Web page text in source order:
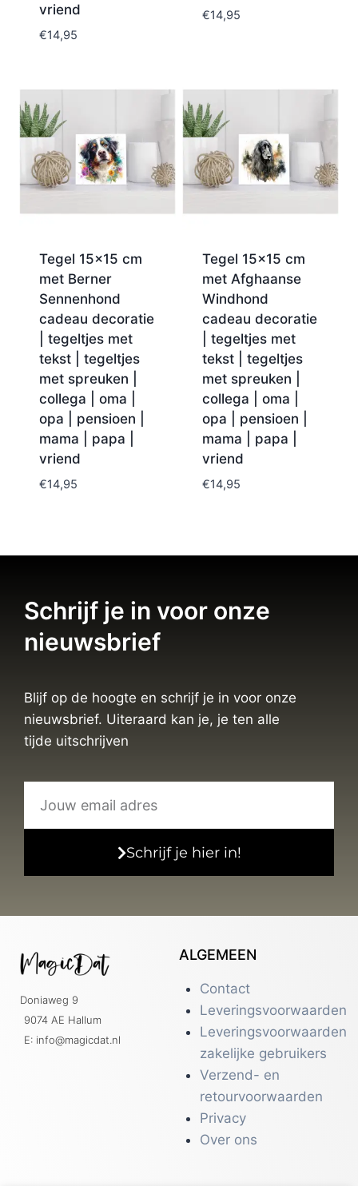
vriend
€14,95
€14,95
Tegel 15×15 cm
met Berner
Sennenhond
cadeau decoratie
| tegeltjes met
tekst | tegeltjes
met spreuken |
collega | oma |
opa | pensioen |
mama | papa |
vriend
€14,95
Tegel 15×15 cm
met Afghaanse
Windhond
cadeau decoratie
| tegeltjes met
tekst | tegeltjes
met spreuken |
collega | oma |
opa | pensioen |
mama | papa |
vriend
€14,95
Schrijf je in voor onze
nieuwsbrief
Blijf op de hoogte en schrijf je in voor onze
nieuwsbrief. Uiteraard kan je, je ten alle
tijde uitschrijven
Schrijf je hier in!
Doniaweg 9
9074 AE Hallum
E: info@magicdat.nl
ALGEMEEN
Contact
Leveringsvoorwaarden
Leveringsvoorwaarden
zakelijke gebruikers
Verzend- en
retourvoorwaarden
Privacy
Over ons